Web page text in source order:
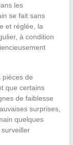
les
se fait sans
et réglée, la
à condition
pièces de
que certains
de faiblesse
surprises,
quelques
surveiller